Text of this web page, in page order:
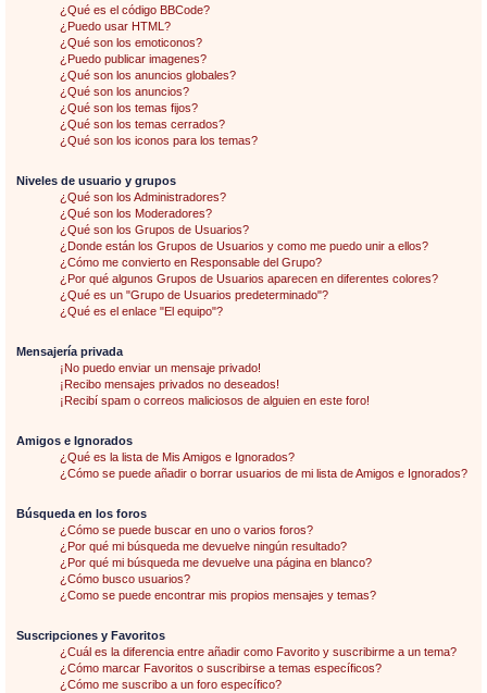
¿Qué es el código BBCode?
¿Puedo usar HTML?
¿Qué son los emoticonos?
¿Puedo publicar imagenes?
¿Qué son los anuncios globales?
¿Qué son los anuncios?
¿Qué son los temas fijos?
¿Qué son los temas cerrados?
¿Qué son los iconos para los temas?
Niveles de usuario y grupos
¿Qué son los Administradores?
¿Qué son los Moderadores?
¿Qué son los Grupos de Usuarios?
¿Donde están los Grupos de Usuarios y como me puedo unir a ellos?
¿Cómo me convierto en Responsable del Grupo?
¿Por qué algunos Grupos de Usuarios aparecen en diferentes colores?
¿Qué es un "Grupo de Usuarios predeterminado"?
¿Qué es el enlace "El equipo"?
Mensajería privada
¡No puedo enviar un mensaje privado!
¡Recibo mensajes privados no deseados!
¡Recibí spam o correos maliciosos de alguien en este foro!
Amigos e Ignorados
¿Qué es la lista de Mis Amigos e Ignorados?
¿Cómo se puede añadir o borrar usuarios de mi lista de Amigos e Ignorados?
Búsqueda en los foros
¿Cómo se puede buscar en uno o varios foros?
¿Por qué mi búsqueda me devuelve ningún resultado?
¿Por qué mi búsqueda me devuelve una página en blanco?
¿Cómo busco usuarios?
¿Como se puede encontrar mis propios mensajes y temas?
Suscripciones y Favoritos
¿Cuál es la diferencia entre añadir como Favorito y suscribirme a un tema?
¿Cómo marcar Favoritos o suscribirse a temas específicos?
¿Cómo me suscribo a un foro específico?